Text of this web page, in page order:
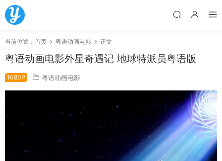
当前位置： 首页 粤语动画电影 正文
粤语动画电影外星奇遇记 地球特派员粤语版
1080P 粤语动画电影